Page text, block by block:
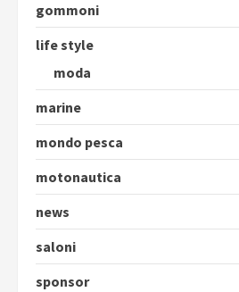
gommoni
life style
moda
marine
mondo pesca
motonautica
news
saloni
sponsor